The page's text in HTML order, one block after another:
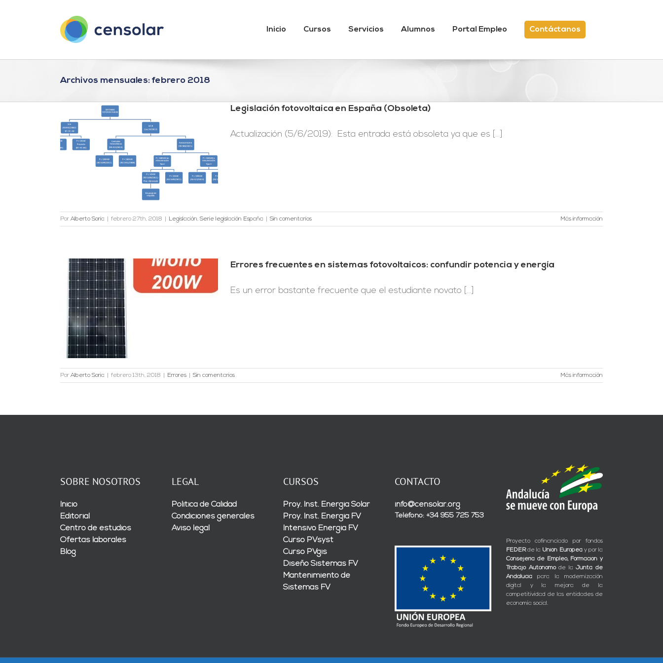
Inicio Cursos Servicios Alumnos Portal Empleo Contáctanos
Archivos mensuales: febrero 2018
Legislación fotovoltaica en España (Obsoleta)
Actualización (5/6/2019): Esta entrada está obsoleta ya que es [...]
Por Alberto Soria febrero 27th, 2018 Legislación, Serie legislación España Sin comentarios Más información
Errores frecuentes en sistemas fotovoltaicos: confundir potencia y energía
Es un error bastante frecuente que el estudiante novato [...]
Por Alberto Soria febrero 13th, 2018 Errores Sin comentarios Más información
SOBRE NOSOTROS
Inicio
Editorial
Centro de estudios
Ofertas laborales
Blog
LEGAL
Política de Calidad
Condiciones generales
Aviso legal
CURSOS
Proy. Inst. Energía Solar
Proy. Inst. Energía FV
Intensivo Energía FV
Curso PVsyst
Curso PVgis
Diseño Sistemas FV
Mantenimiento de
Sistemas FV
CONTACTO
info@censolar.org
Teléfono: +34 955 725 753
Proyecto cofinanciado por fondos
FEDERde la Unión Europeay por la
Consejería de Empleo, Formación y
Trabajo Autónomode laJunta de
Andalucía para la modernización
digital y la mejora de la
competitividad de las entidades de
economía social.